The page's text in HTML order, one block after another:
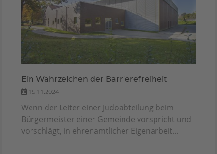
Ein Wahrzeichen der Barrierefreiheit
15.11.2024
Wenn der Leiter einer Judoabteilung beim
Bürgermeister einer Gemeinde vorspricht und
vorschlägt, in ehrenamtlicher Eigenarbeit...